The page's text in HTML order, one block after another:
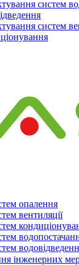
систем
систем
опалення
вентиляції
інженерних